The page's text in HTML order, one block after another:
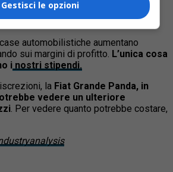
in media5 stipend
per comprare
ne voglionoin media 9.
automobilistiche aumentano
sui margini di profitto. L’unica cosa
i nostri stipendi.
la Fiat Grande Panda, in
vedere un ulteriore
. Per vedere quanto potrebbe costare,
Gestisci le opzioni